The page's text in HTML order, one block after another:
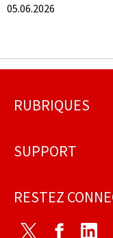
05.06.2026
Pied
page
RUBRIQUES
SUPPORT
RESTEZ
Twitter Facebook